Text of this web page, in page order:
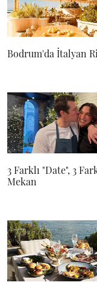
Bodrum'da İtalyan
3 Farklı "Date", 3
Mekan